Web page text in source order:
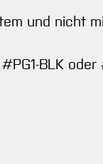
und nicht
BLK oder